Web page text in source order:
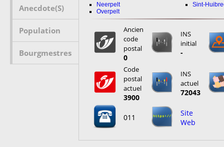
Anecdote(s)
Population
Bourgmestres
Neerpelt
Overpelt
Sint-
Ancien
code
postal
0
INS
initial
-
Code
postal
actuel
3900
INS
actuel
72043
011
Site
Web